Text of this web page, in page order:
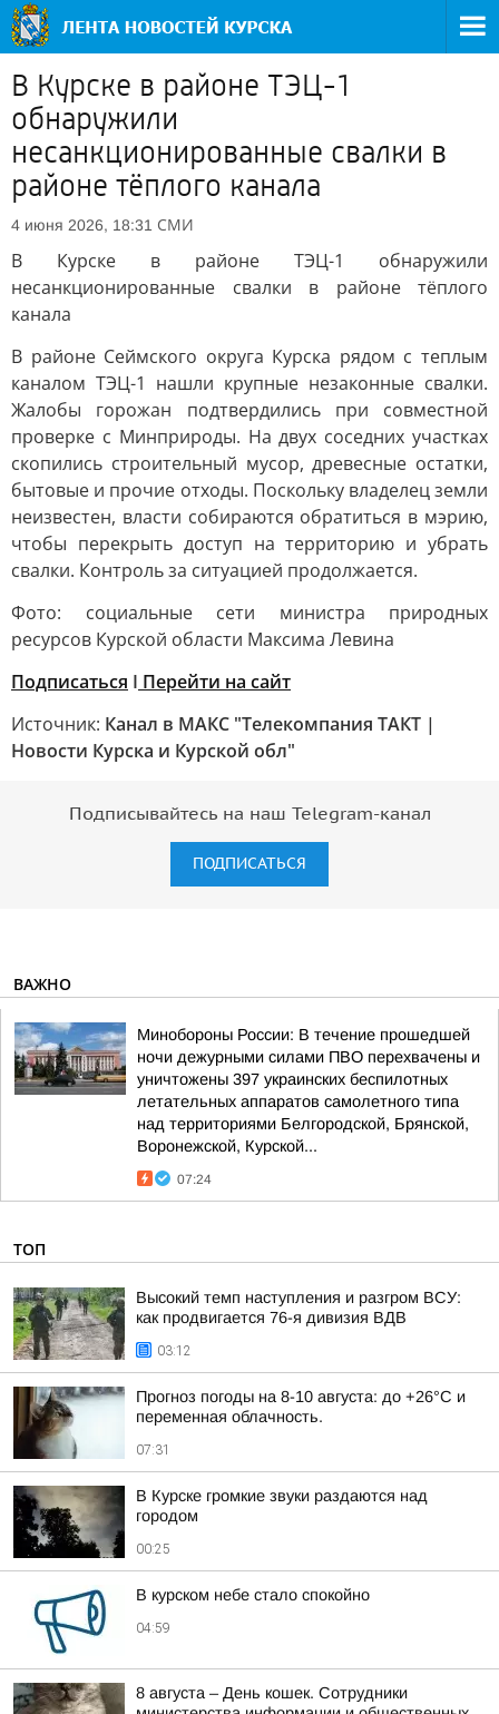
В Курске в районе ТЭЦ-1
обнаружили
несанкционированные свалки в
районе тёплого канала
4 июня 2026, 18:31 СМИ
В Курске в районе ТЭЦ-1 обнаружили
несанкционированные свалки в районе тёплого
канала
В районе Сеймского округа Курска рядом с теплым
каналом ТЭЦ-1 нашли крупные незаконные свалки.
Жалобы горожан подтвердились при совместной
проверке с Минприроды. На двух соседних участках
скопились строительный мусор, древесные остатки,
бытовые и прочие отходы. Поскольку владелец земли
неизвестен, власти собираются обратиться в мэрию,
чтобы перекрыть доступ на территорию и убрать
свалки. Контроль за ситуацией продолжается.
Фото: социальные сети министра природных
ресурсов Курской области Максима Левина
Подписаться I Перейти на сайт
Источник: Канал в МАКС "Телекомпания ТАКТ |
Новости Курска и Курской обл"
Подписывайтесь на наш Telegram-канал
ПОДПИСАТЬСЯ
ВАЖНО
Минобороны России: В течение прошедшей
ночи дежурными силами ПВО перехвачены и
уничтожены 397 украинских беспилотных
летательных аппаратов самолетного типа
над территориями Белгородской, Брянской,
Воронежской, Курской...
07:24
ТОП
Высокий темп наступления и разгром ВСУ:
как продвигается 76-я дивизия ВДВ
03:12
Прогноз погоды на 8-10 августа: до +26°C и
переменная облачность.
07:31
В Курске громкие звуки раздаются над
городом
00:25
В курском небе стало спокойно
04:59
8 августа – День кошек. Сотрудники